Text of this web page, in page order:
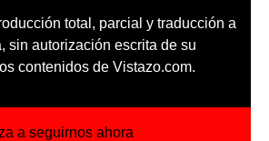
total, parcial y traducción a
sin autorización escrita de su
contenidos de Vistazo.com.
a seguirnos ahora